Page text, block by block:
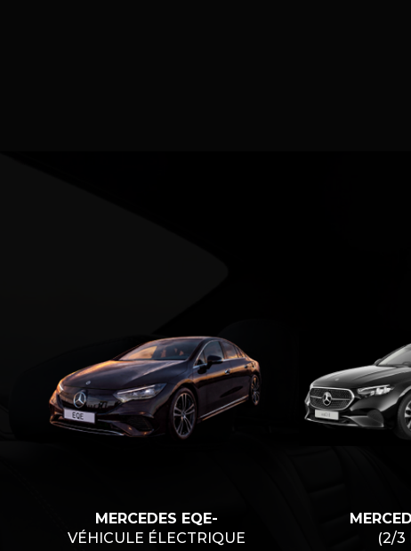
MERCEDES EQE-
VÉHICULE ÉLECTRIQUE
(2/3